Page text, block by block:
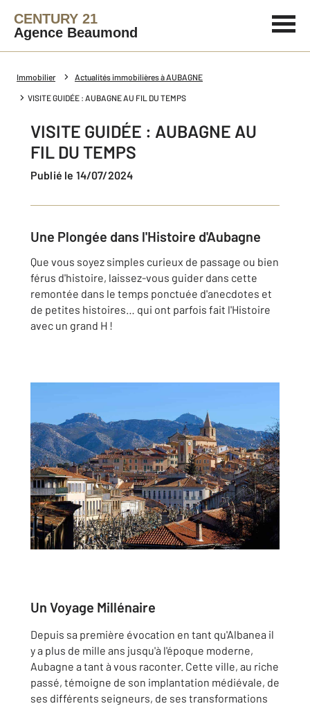
CENTURY 21
Agence Beaumond
Immobilier Actualités immobilières à AUBAGNE
VISITE GUIDÉE : AUBAGNE AU FIL DU TEMPS
VISITE GUIDÉE : AUBAGNE AU
FIL DU TEMPS
Publié le 14/07/2024
Une Plongée dans l'Histoire d'Aubagne
Que vous soyez simples curieux de passage ou bien
férus d'histoire, laissez-vous guider dans cette
remontée dans le temps ponctuée d'anecdotes et
de petites histoires… qui ont parfois fait l'Histoire
avec un grand H !
Un Voyage Millénaire
Depuis sa première évocation en tant qu'Albanea il
y a plus de mille ans jusqu'à l'époque moderne,
Aubagne a tant à vous raconter. Cette ville, au riche
passé, témoigne de son implantation médiévale, de
ses différents seigneurs, de ses transformations